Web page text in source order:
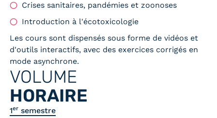
Crises sanitaires, pandémies et zoonoses
Introduction à l'écotoxicologie
Les cours sont dispensés sous forme de vidéos et
d'outils interactifs, avec des exercices corrigés en
mode asynchrone.
VOLUME
HORAIRE
1er semestre